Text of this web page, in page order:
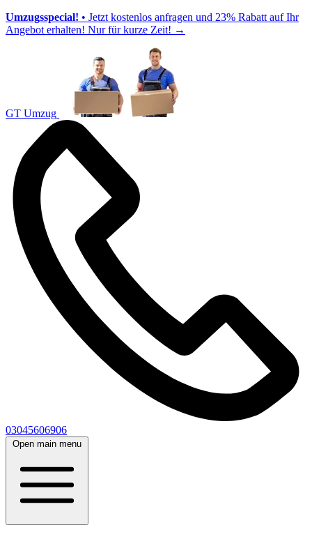
Umzugsspecial! • Jetzt kostenlos anfragen und 23% Rabatt auf Ihr
Angebot erhalten! Nur für kurze Zeit! →
GT Umzug
03045606906
Open main menu